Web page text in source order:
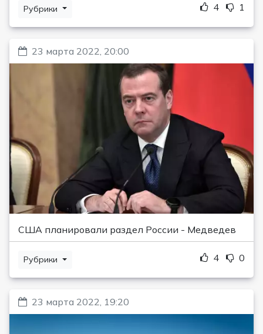
Рубрики 4 1
23 марта 2022, 20:00
США планировали раздел России - Медведев
Рубрики 4 0
23 марта 2022, 19:20